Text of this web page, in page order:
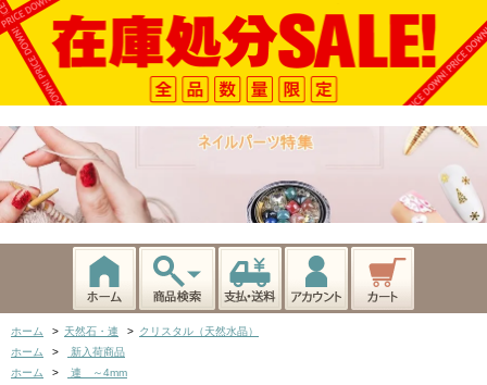
ホーム > 天然石・連 > クリスタル（天然水晶）
ホーム
>
新入荷商品
ホーム
>
連 ～4mm